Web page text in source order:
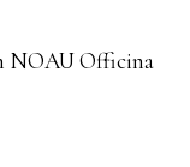
NOAU Officina